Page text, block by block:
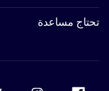
تحتاج مساعدة
Accor Facebook